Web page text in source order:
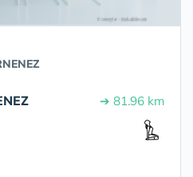
➔ 81.96 km